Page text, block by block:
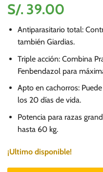
S/. 39.00
Antiparasitario total:
también Giardias.
Triple acción: Combina
Fenbendazol para
Apto en cachorros:
los 20 días de vida.
Potencia para razas
hasta 60 kg.
¡Ultimo disponible!